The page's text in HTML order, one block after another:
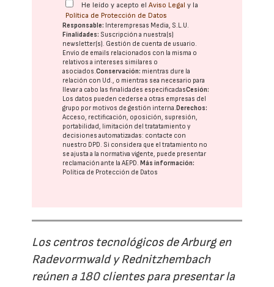
He leído y acepto elAviso Legal y la
Política de Protección de Datos
Responsable: Interempresas Media, S.L.U.
Finalidades: Suscripción a nuestra(s)
newsletter(s). Gestión de cuenta de usuario.
Envío de emails relacionados con la misma o
relativos a intereses similares o
asociados.Conservación: mientras dure la
relación con Ud., o mientras sea necesario para
llevar a cabo las finalidades especificadasCesión:
Los datos pueden cederse a otras empresas del
grupo por motivos de gestión interna. Derechos:
Acceso, rectificación, oposición, supresión,
portabilidad, limitación del tratatamiento y
decisiones automatizadas: contacte con
nuestro DPD. Si considera que el tratamiento no
se ajusta a la normativa vigente, puede presentar
reclamación ante laAEPD. Más información:
Política de Protección de Datos
Los centros tecnológicos de Arburg en
Radevormwald y Rednitzhembach
reúnen a 180 clientes para presentar la